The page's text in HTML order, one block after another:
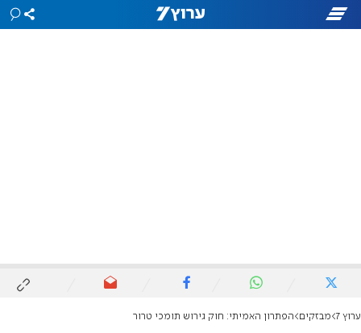
ערוץ 7 מבזקים הפתרון האמיתי: חוק גירוש תומכי טרור